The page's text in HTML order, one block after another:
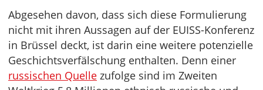
Abgesehen davon, dass sich diese Formulierung
nicht mit ihren Aussagen auf der EUISS-Konferenz
in Brüssel deckt, ist darin eine weitere potenzielle
Geschichtsverfälschung enthalten. Denn einer
russischen Quelle zufolge sind im Zweiten